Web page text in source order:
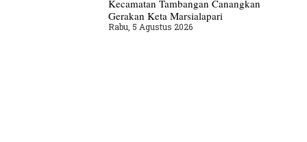
Kecamatan Tambangan Canangkan
Gerakan Keta Marsialapari
Rabu, 5 Agustus 2026